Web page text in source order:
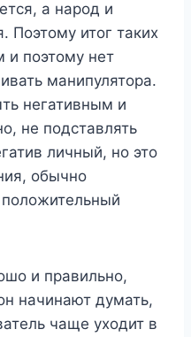
а народ и
Поэтому итог таких
и поэтому нет
манипулятора.
негативным и
не подставлять
личный, но это
обычно
положительный
и правильно,
начинают думать,
чаще уходит в